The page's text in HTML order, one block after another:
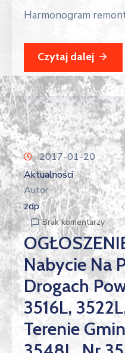
Harmonogram
Czytaj dalej
2017-01-20
Aktualności
Autor
zdp
Brak komentarzy
Nabycie Na
Drogach
3516L,
Terenie